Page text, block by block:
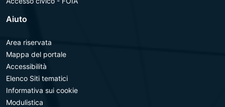
Aiuto
Area riservata
Mappa del portale
Accessibilità
Elenco Siti tematici
Informativa sui cookie
Modulistica